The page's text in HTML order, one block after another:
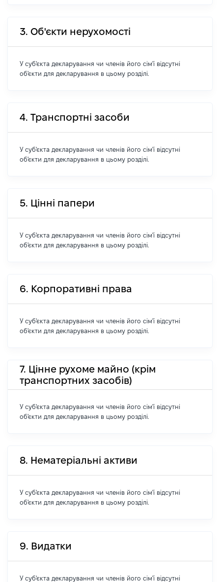
3. Об'єкти нерухомості
У суб'єкта декларування чи членів його сім'ї відсутні
об'єкти для декларування в цьому розділі.
4. Транспортні засоби
У суб'єкта декларування чи членів його сім'ї відсутні
об'єкти для декларування в цьому розділі.
5. Цінні папери
У суб'єкта декларування чи членів його сім'ї відсутні
об'єкти для декларування в цьому розділі.
6. Корпоративні права
У суб'єкта декларування чи членів його сім'ї відсутні
об'єкти для декларування в цьому розділі.
7. Цінне рухоме майно (крім
транспортних засобів)
У суб'єкта декларування чи членів його сім'ї відсутні
об'єкти для декларування в цьому розділі.
8. Нематеріальні активи
У суб'єкта декларування чи членів його сім'ї відсутні
об'єкти для декларування в цьому розділі.
9. Видатки
У суб'єкта декларування чи членів його сім'ї відсутні